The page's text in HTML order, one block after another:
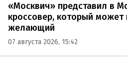
«Москвич» представил в
кроссовер, который может
желающий
07 августа 2026, 15:42